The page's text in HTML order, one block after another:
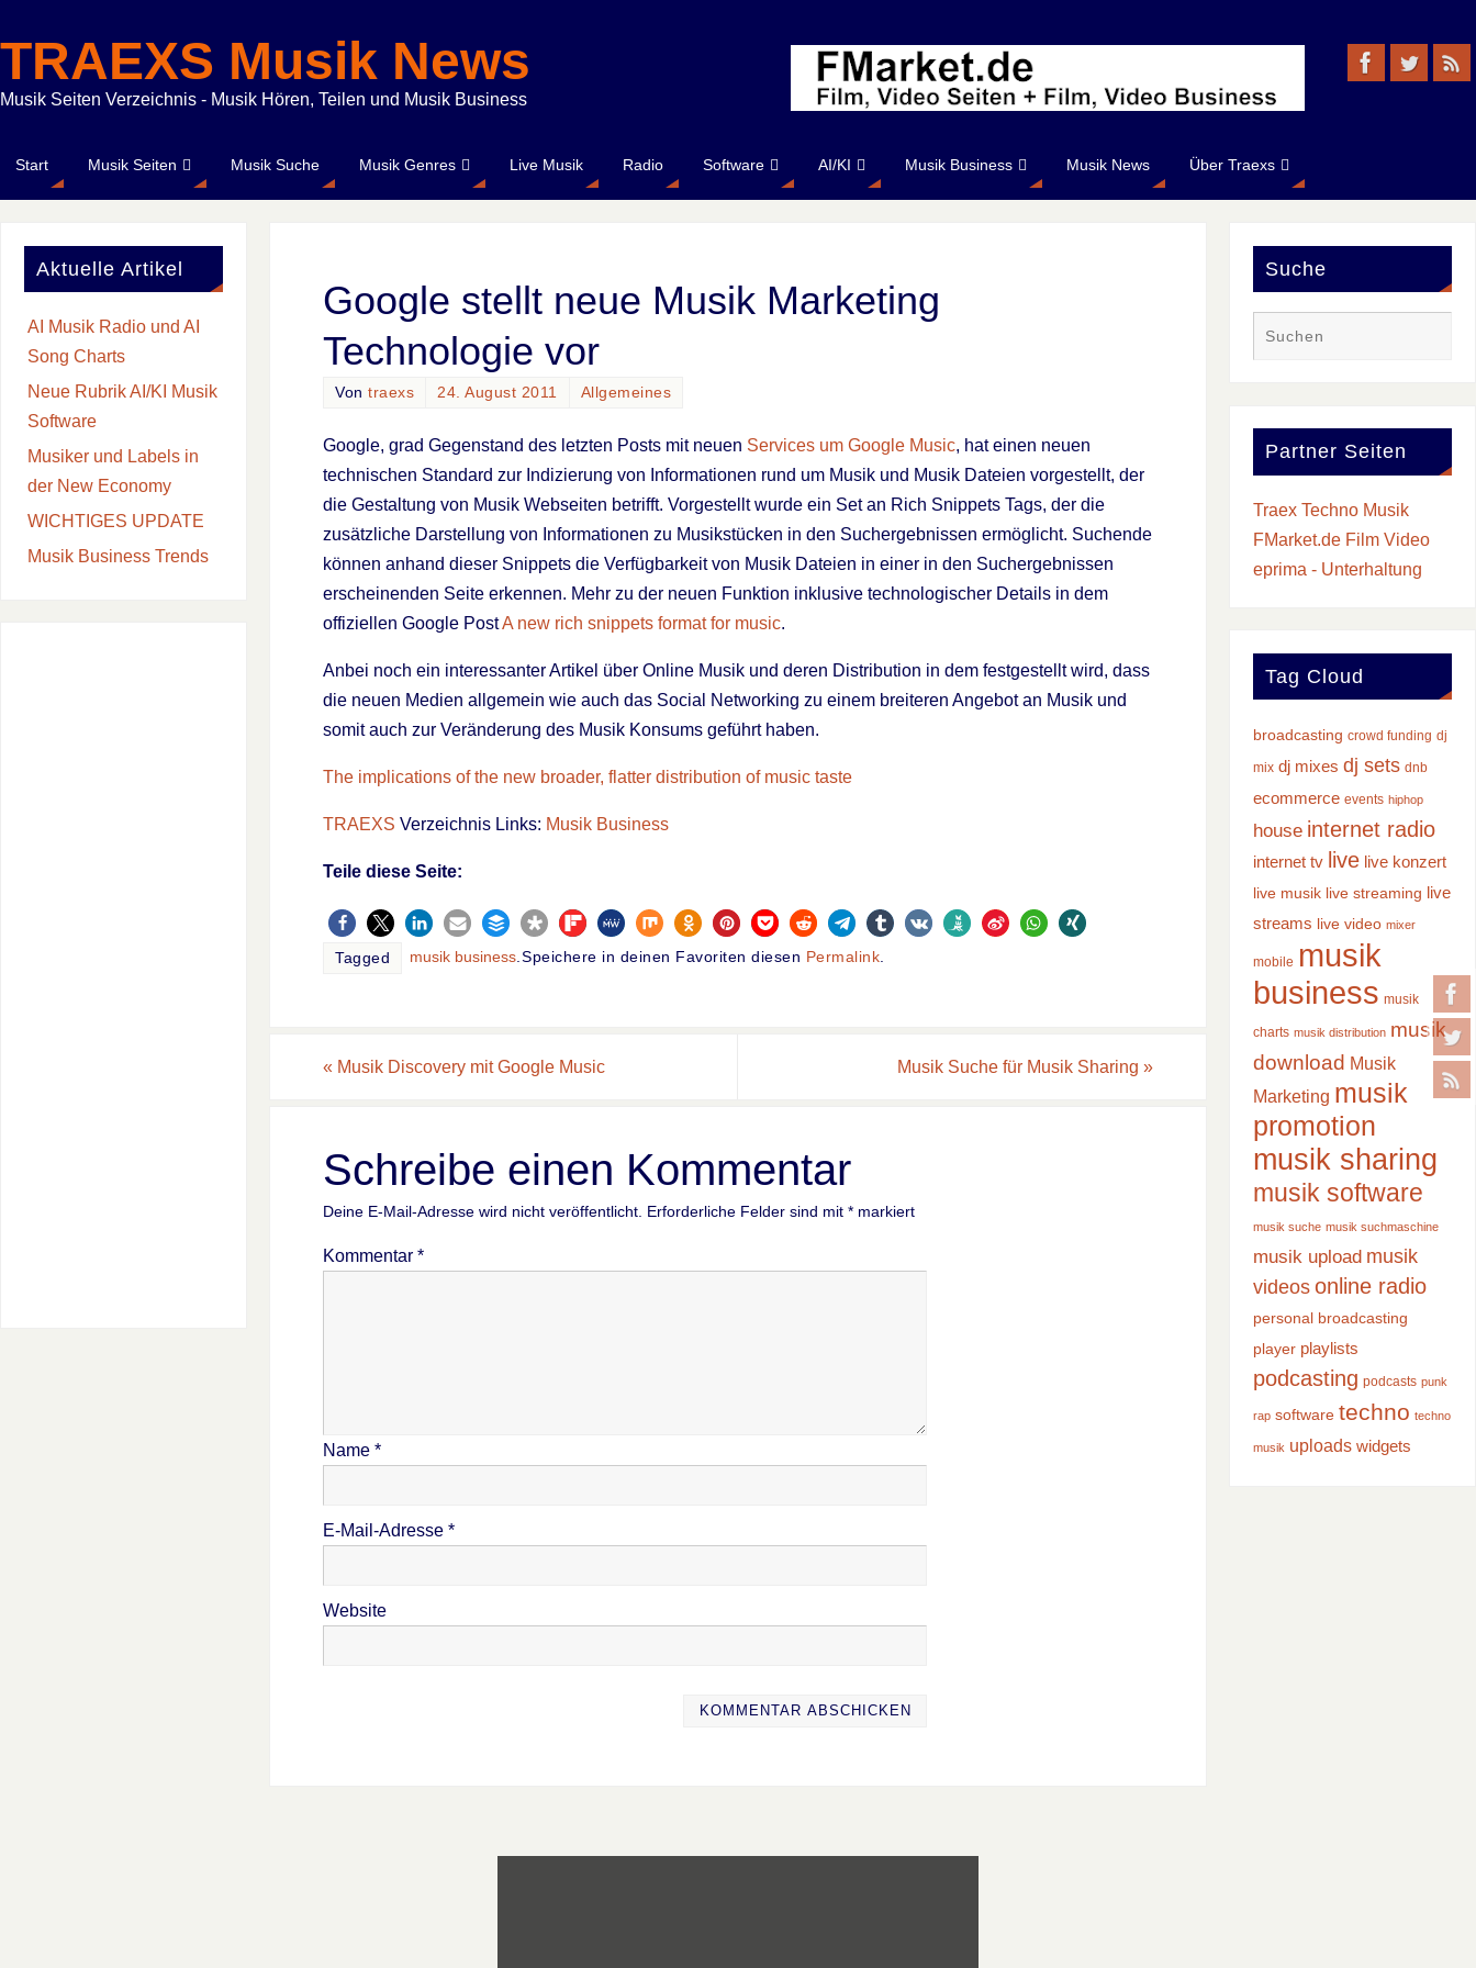
TRAEXS Musik News
Musik Seiten Verzeichnis - Musik Hören, Teilen und Musik Business
Start Musik Seiten Musik Suche Musik Genres Live Musik Radio Software AI/KI Musik Business Musik News Über Traexs
Google stellt neue Musik Marketing
Technologie vor
Von traexs 24. August 2011 Allgemeines
Google, grad Gegenstand des letzten Posts mit neuen Services um Google Music, hat einen neuen
technischen Standard zur Indizierung von Informationen rund um Musik und Musik Dateien vorgestellt, der
die Gestaltung von Musik Webseiten betrifft. Vorgestellt wurde ein Set an Rich Snippets Tags, der die
zusätzliche Darstellung von Informationen zu Musikstücken in den Suchergebnissen ermöglicht. Suchende
können anhand dieser Snippets die Verfügbarkeit von Musik Dateien in einer in den Suchergebnissen
erscheinenden Seite erkennen. Mehr zu der neuen Funktion inklusive technologischer Details in dem
offiziellen Google PostA new rich snippets format for music.
Anbei noch ein interessanter Artikel über Online Musik und deren Distribution in dem festgestellt wird, dass
die neuen Medien allgemein wie auch das Social Networking zu einem breiteren Angebot an Musik und
somit auch zur Veränderung des Musik Konsums geführt haben.
The implications of the new broader, flatter distribution of music taste
TRAEXS Verzeichnis Links: Musik Business
Teile diese Seite:
Tagged musik business Speichere in deinen Favoriten diesen Permalink
« Musik Discovery mit Google Music Musik Suche für Musik Sharing »
Schreibe einen Kommentar
Deine E-Mail-Adresse wird nicht veröffentlicht. Erforderliche Felder sind mit * markiert
Kommentar *
Name *
E-Mail-Adresse *
Website
Aktuelle Artikel
AI Musik Radio und AI
Song Charts
Neue Rubrik AI/KI Musik
Software
Musiker und Labels in
der New Economy
WICHTIGES UPDATE
Musik Business Trends
Suche
Partner Seiten
Traex Techno Musik
FMarket.de Film Video
eprima - Unterhaltung
Tag Cloud
broadcasting crowd funding dj
mix dj mixes dj sets dnb
ecommerce events hiphop
house internet radio
internet tv live live konzert
live musik live streaming live
streams live video mixer
mobile musik
business musik
charts musik distribution musik
download Musik
Marketing musik
promotion
musik sharing
musik software
musik suche musik suchmaschine
musik upload musik
videos online radio
personal broadcasting
player playlists
podcasting podcasts punk
rap software techno techno
musik uploads widgets